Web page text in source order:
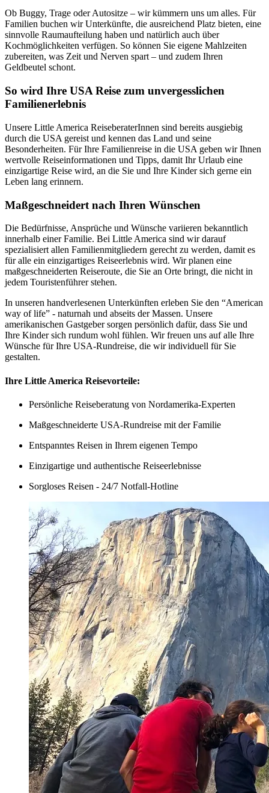
Ob Buggy, Trage oder Autositze – wir kümmern uns um alles. Für
Familien buchen wir Unterkünfte, die ausreichend Platz bieten, eine
sinnvolle Raumaufteilung haben und natürlich auch über
Kochmöglichkeiten verfügen. So können Sie eigene Mahlzeiten
zubereiten, was Zeit und Nerven spart – und zudem Ihren
Geldbeutel schont.
So wird Ihre USA Reise zum unvergesslichen
Familienerlebnis
Unsere Little America ReiseberaterInnen sind bereits ausgiebig
durch die USA gereist und kennen das Land und seine
Besonderheiten. Für Ihre Familienreise in die USA geben wir Ihnen
wertvolle Reiseinformationen und Tipps, damit Ihr Urlaub eine
einzigartige Reise wird, an die Sie und Ihre Kinder sich gerne ein
Leben lang erinnern.
Maßgeschneidert nach Ihren Wünschen
Die Bedürfnisse, Ansprüche und Wünsche variieren bekanntlich
innerhalb einer Familie. Bei Little America sind wir darauf
spezialisiert allen Familienmitgliedern gerecht zu werden, damit es
für alle ein einzigartiges Reiseerlebnis wird. Wir planen eine
maßgeschneiderten Reiseroute, die Sie an Orte bringt, die nicht in
jedem Touristenführer stehen.
In unseren handverlesenen Unterkünften erleben Sie den “American
way of life” - naturnah und abseits der Massen. Unsere
amerikanischen Gastgeber sorgen persönlich dafür, dass Sie und
Ihre Kinder sich rundum wohl fühlen. Wir freuen uns auf alle Ihre
Wünsche für Ihre USA-Rundreise, die wir individuell für Sie
gestalten.
Ihre Little America Reisevorteile:
Persönliche Reiseberatung von Nordamerika-Experten
Maßgeschneiderte USA-Rundreise mit der Familie
Entspanntes Reisen in Ihrem eigenen Tempo
Einzigartige und authentische Reiseerlebnisse
Sorgloses Reisen - 24/7 Notfall-Hotline